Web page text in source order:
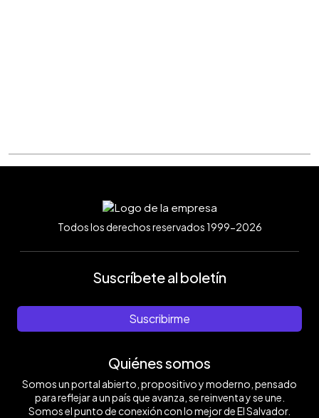
Todos los derechos reservados 1999-2026
Suscríbete al boletín
Suscribirme
Quiénes somos
Somos un portal abierto, propositivo y moderno, pensado
para reflejar a un país que avanza, se reinventa y se une.
Somos el punto de conexión con lo mejor de El Salvador.